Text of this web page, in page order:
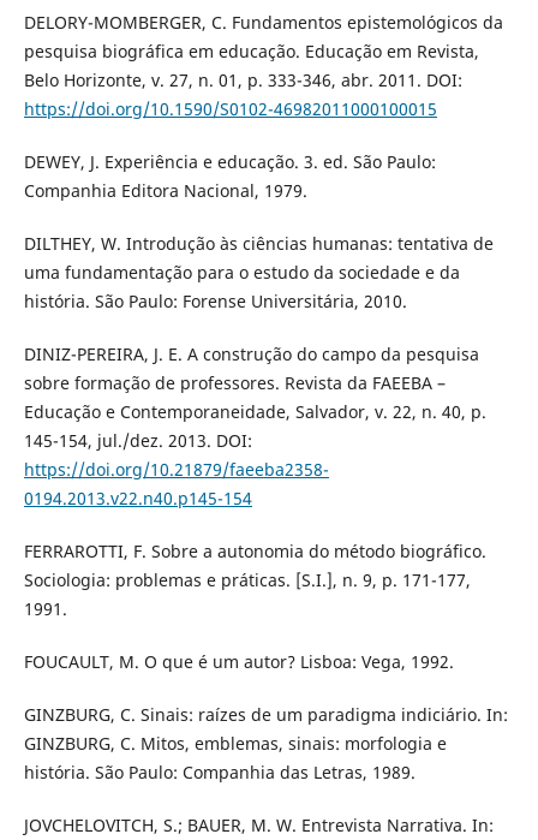
DELORY-MOMBERGER, C. Fundamentos epistemológicos da
pesquisa biográfica em educação. Educação em Revista,
Belo Horizonte, v. 27, n. 01, p. 333-346, abr. 2011. DOI:
https://doi.org/10.1590/S0102-46982011000100015
DEWEY, J. Experiência e educação. 3. ed. São Paulo:
Companhia Editora Nacional, 1979.
DILTHEY, W. Introdução às ciências humanas: tentativa de
uma fundamentação para o estudo da sociedade e da
história. São Paulo: Forense Universitária, 2010.
DINIZ-PEREIRA, J. E. A construção do campo da pesquisa
sobre formação de professores. Revista da FAEEBA –
Educação e Contemporaneidade, Salvador, v. 22, n. 40, p.
145-154, jul./dez. 2013. DOI:
https://doi.org/10.21879/faeeba2358-
0194.2013.v22.n40.p145-154
FERRAROTTI, F. Sobre a autonomia do método biográfico.
Sociologia: problemas e práticas. [S.I.], n. 9, p. 171-177,
1991.
FOUCAULT, M. O que é um autor? Lisboa: Vega, 1992.
GINZBURG, C. Sinais: raízes de um paradigma indiciário. In:
GINZBURG, C. Mitos, emblemas, sinais: morfologia e
história. São Paulo: Companhia das Letras, 1989.
JOVCHELOVITCH, S.; BAUER, M. W. Entrevista Narrativa. In: